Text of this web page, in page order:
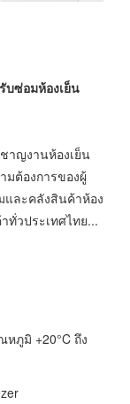
บซ่อมห้องเย็น
าญงานห้องเย็น
ต้องการของผู้
และคลังสินค้าห้อง
ทั่วประเทศไทย...
หภูมิ +20°C ถึง